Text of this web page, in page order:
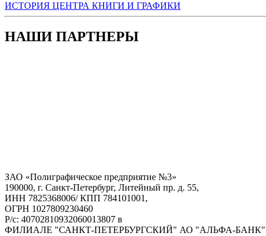
ИСТОРИЯ ЦЕНТРА КНИГИ И ГРАФИКИ
НАШИ ПАРТНЕРЫ
ЗАО «Полиграфическое предприятие №3»
190000, г. Санкт-Петербург, Литейный пр. д. 55,
ИНН 7825368006/ КПП 784101001,
ОГРН 1027809230460
Р/с: 40702810932060013807 в
ФИЛИАЛЕ "САНКТ-ПЕТЕРБУРГСКИЙ" АО "АЛЬФА-БАНК"